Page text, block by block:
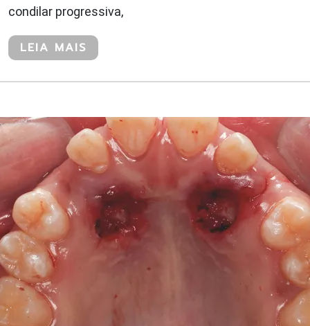
condilar progressiva,
LEIA MAIS